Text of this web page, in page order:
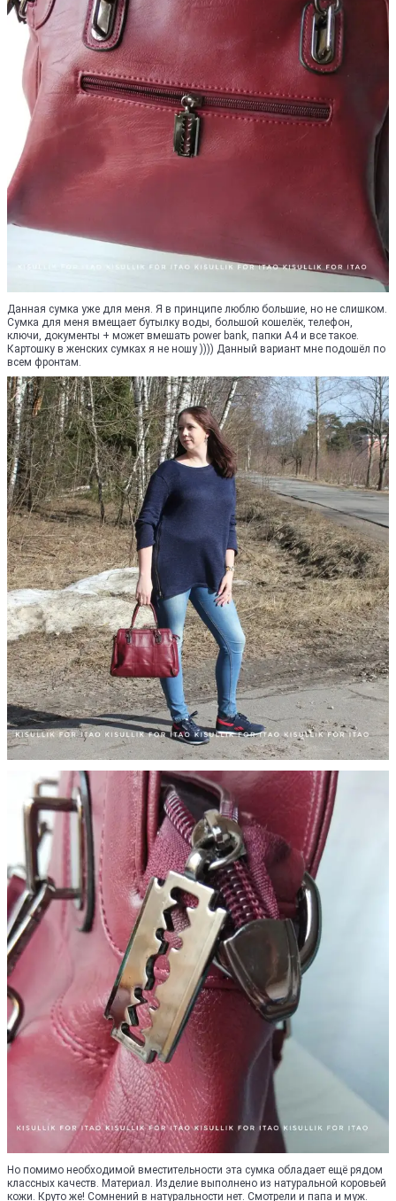
Данная сумка уже для меня. Я в принципе люблю большие, но не слишком.
Сумка для меня вмещает бутылку воды, большой кошелёк, телефон,
ключи, документы + может вмешать power bank, папки А4 и все такое.
Картошку в женских сумках я не ношу )))) Данный вариант мне подошёл по
всем фронтам.
Но помимо необходимой вместительности эта сумка обладает ещё рядом
классных качеств. Материал. Изделие выполнено из натуральной коровьей
кожи. Круто же! Сомнений в натуральности нет. Смотрели и папа и муж.